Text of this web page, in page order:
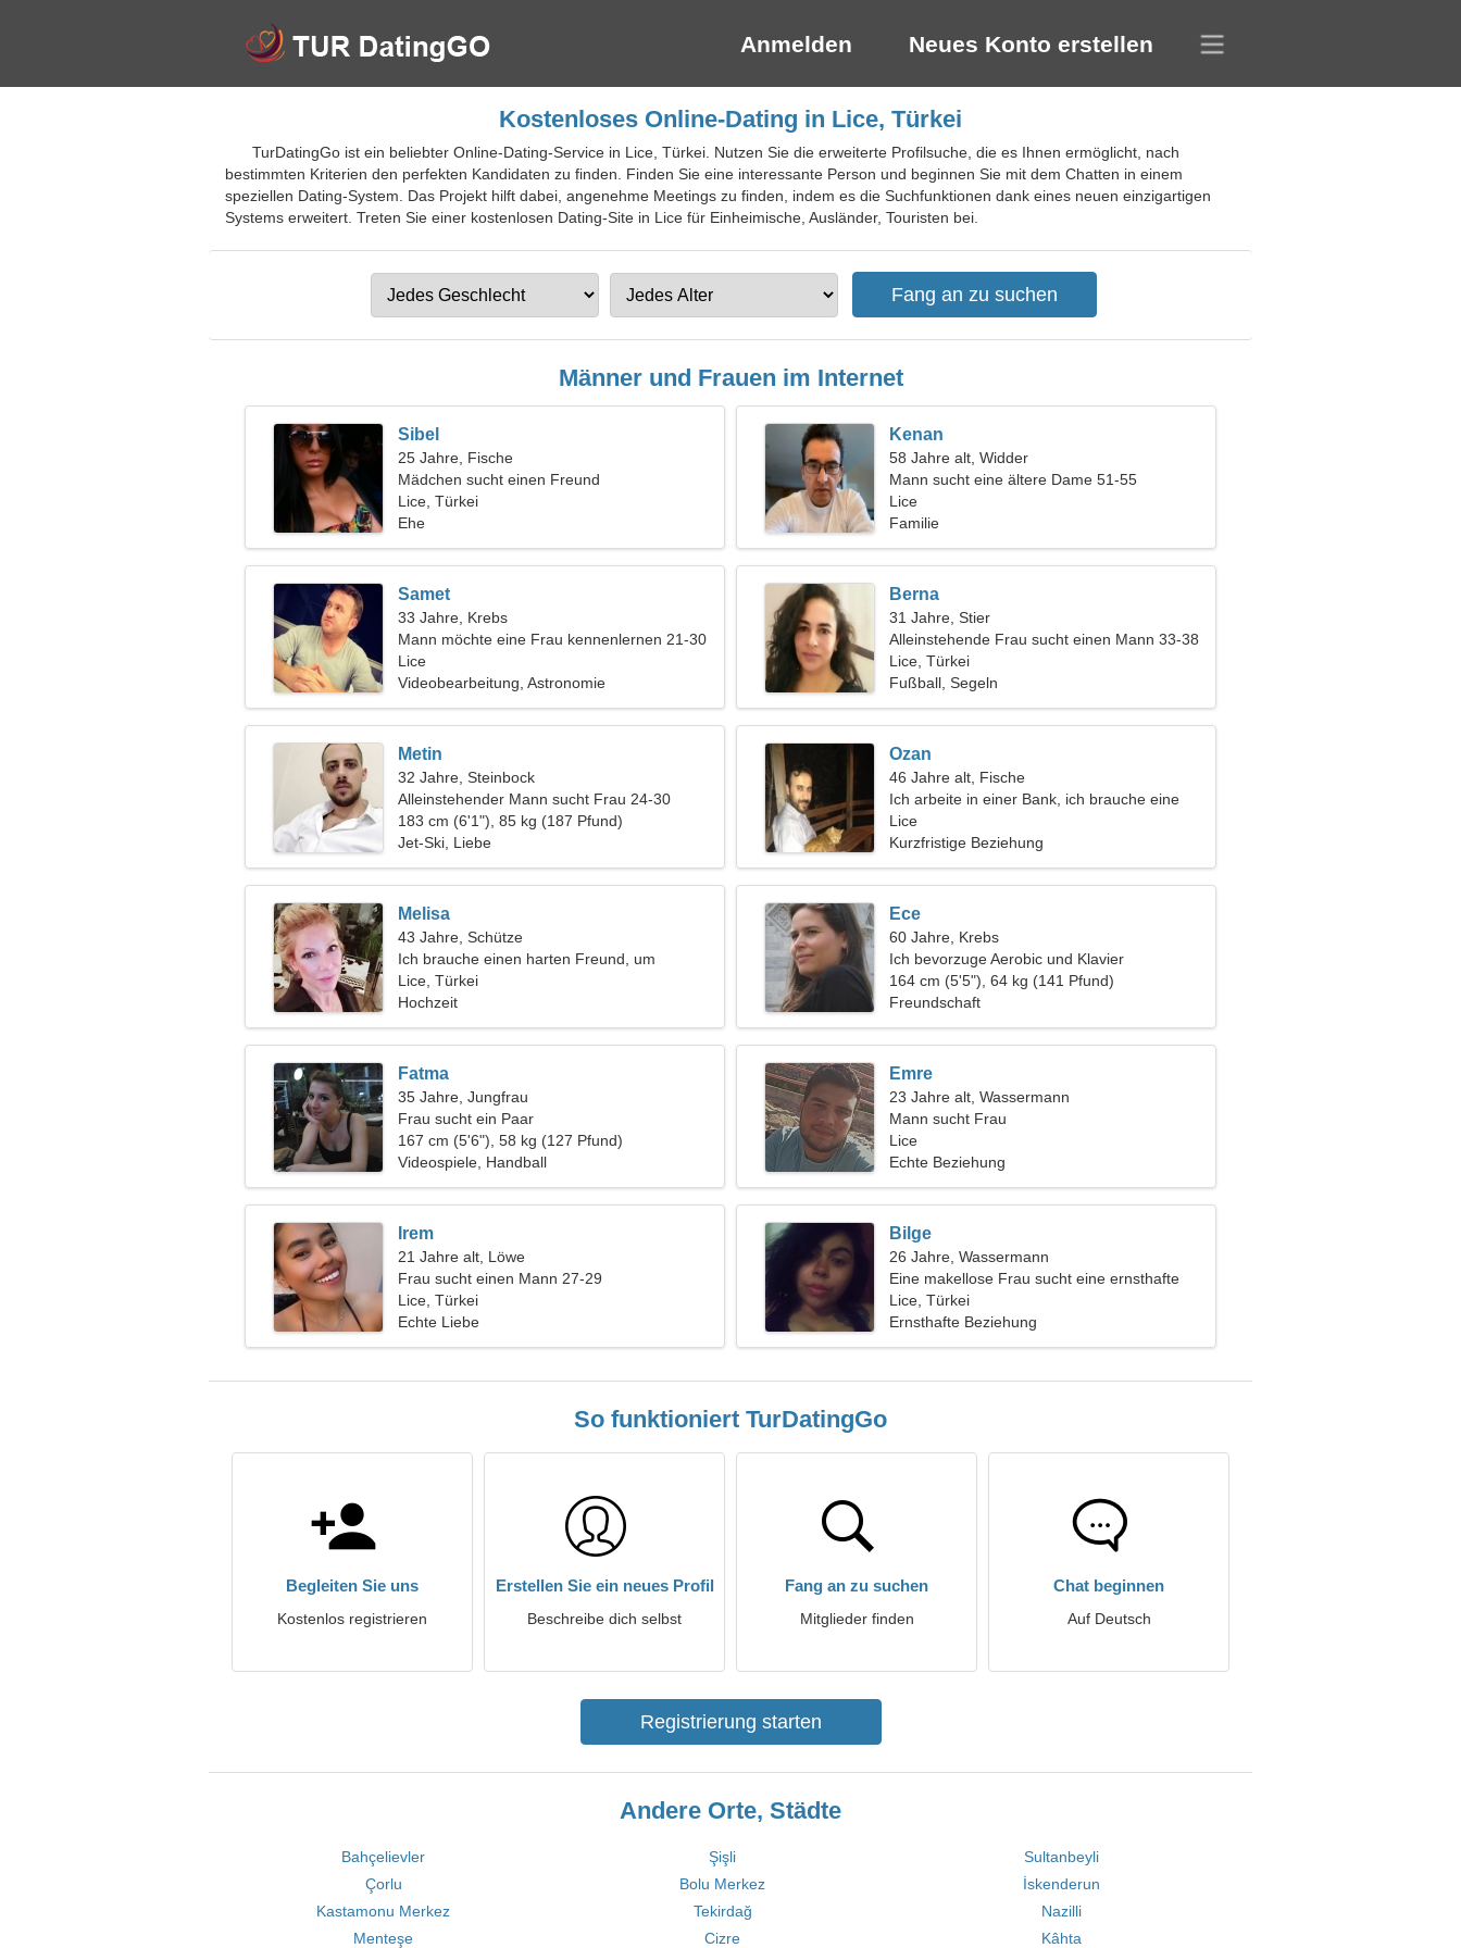
Anmelden Neues Konto erstellen
Kostenloses Online-Dating in Lice, Türkei
TurDatingGo ist ein beliebter Online-Dating-Service in Lice, Türkei. Nutzen Sie die erweiterte Profilsuche, die es Ihnen ermöglicht, nach
bestimmten Kriterien den perfekten Kandidaten zu finden. Finden Sie eine interessante Person und beginnen Sie mit dem Chatten in einem
speziellen Dating-System. Das Projekt hilft dabei, angenehme Meetings zu finden, indem es die Suchfunktionen dank eines neuen einzigartigen
Systems erweitert. Treten Sie einer kostenlosen Dating-Site in Lice für Einheimische, Ausländer, Touristen bei.
Männer und Frauen im Internet
Sibel
25 Jahre, Fische
Mädchen sucht einen Freund
Lice, Türkei
Ehe
Kenan
58 Jahre alt, Widder
Mann sucht eine ältere Dame 51-55
Lice
Familie
Samet
33 Jahre, Krebs
Mann möchte eine Frau kennenlernen 21-30
Lice
Videobearbeitung, Astronomie
Berna
31 Jahre, Stier
Alleinstehende Frau sucht einen Mann 33-38
Lice, Türkei
Fußball, Segeln
Metin
32 Jahre, Steinbock
Alleinstehender Mann sucht Frau 24-30
183 cm (6'1"), 85 kg (187 Pfund)
Jet-Ski, Liebe
Ozan
46 Jahre alt, Fische
Ich arbeite in einer Bank, ich brauche eine
wundervolle Frau
Lice
Kurzfristige Beziehung
Melisa
43 Jahre, Schütze
Ich brauche einen harten Freund, um
zusammen Ski zu fahren
Lice, Türkei
Hochzeit
Ece
60 Jahre, Krebs
Ich bevorzuge Aerobic und Klavier
164 cm (5'5"), 64 kg (141 Pfund)
Freundschaft
Fatma
35 Jahre, Jungfrau
Frau sucht ein Paar
167 cm (5'6"), 58 kg (127 Pfund)
Videospiele, Handball
Emre
23 Jahre alt, Wassermann
Mann sucht Frau
Lice
Echte Beziehung
Irem
21 Jahre alt, Löwe
Frau sucht einen Mann 27-29
Lice, Türkei
Echte Liebe
Bilge
26 Jahre, Wassermann
Eine makellose Frau sucht eine ernsthafte
Beziehung
Lice, Türkei
Ernsthafte Beziehung
So funktioniert TurDatingGo
Begleiten Sie uns
Kostenlos registrieren
Erstellen Sie ein neues Profil
Beschreibe dich selbst
Fang an zu suchen
Mitglieder finden
Chat beginnen
Auf Deutsch
Registrierung starten
Andere Orte, Städte
Bahçelievler Şişli
Sultanbeyli
Çorlu
Bolu Merkez
İskenderun
Kastamonu Merkez
Tekirdağ
Nazilli
Menteşe
Cizre Kâhta